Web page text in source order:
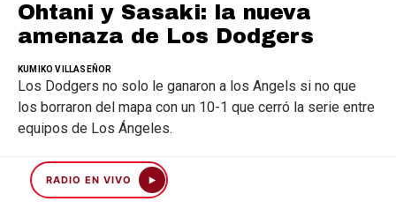
RADIO EN VIVO
Ohtani y Sasaki: la nueva
amenaza de Los Dodgers
KUMIKO VILLASEÑOR
Los Dodgers no solo le ganaron a los Angels si no que
los borraron del mapa con un 10-1 que cerró la serie entre
equipos de Los Ángeles.
COMPARTIR